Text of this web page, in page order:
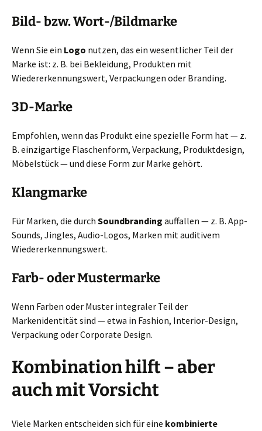
Bild- bzw. Wort-/Bildmarke
Wenn Sie ein Logo nutzen, das ein wesentlicher Teil der
Marke ist: z. B. bei Bekleidung, Produkten mit
Wiedererkennungswert, Verpackungen oder Branding.
3D-Marke
Empfohlen, wenn das Produkt eine spezielle Form hat — z.
B. einzigartige Flaschenform, Verpackung, Produktdesign,
Möbelstück — und diese Form zur Marke gehört.
Klangmarke
Für Marken, die durch Soundbranding auffallen — z. B. App-
Sounds, Jingles, Audio-Logos, Marken mit auditivem
Wiedererkennungswert.
Farb- oder Mustermarke
Wenn Farben oder Muster integraler Teil der
Markenidentität sind — etwa in Fashion, Interior-Design,
Verpackung oder Corporate Design.
Kombination hilft – aber
auch mit Vorsicht
Viele Marken entscheiden sich für eine kombinierte